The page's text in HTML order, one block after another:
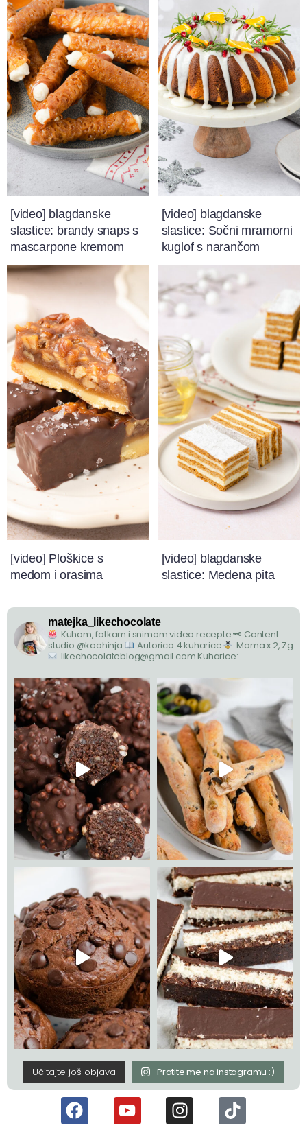
[video] blagdanske
slastice: brandy snaps s
mascarpone kremom
[video] blagdanske
slastice: Sočni mramorni
kuglof s narančom
[video] Ploškice s
medom i orasima
[video] blagdanske
slastice: Medena pita
matejka_likechocolate
Kuham, fotkam i snimam video recepte🗝 Content
studio @koohinja
Autorica 4 kuharice
Mama x 2, Zg
likechocolateblog@gmail.com Kuharice:
Učitajte još objava Pratite me na instagramu :)